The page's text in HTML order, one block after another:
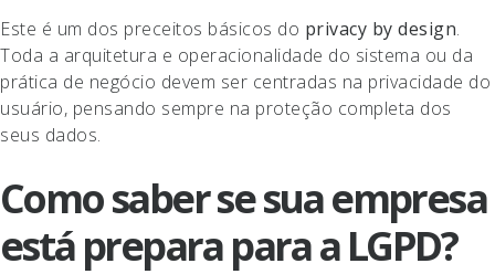
Este é um dos preceitos básicos do privacy by design.
Toda a arquitetura e operacionalidade do sistema ou da
prática de negócio devem ser centradas na privacidade do
usuário, pensando sempre na proteção completa dos
seus dados.
Como saber se sua empresa
está prepara para a LGPD?